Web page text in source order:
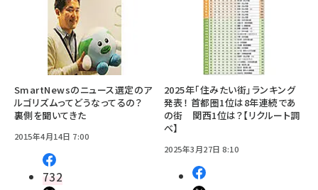
SmartNewsのニュース選定のア
ルゴリズムってどうなってるの？
裏側を聞いてきた
2015年4月14日 7:00
732
2025年「住みたい街」ランキング
発表！ 首都圏1位は8年連続であ
の街 関西1位は？【リクルート調
べ】
2025年3月27日 8:10